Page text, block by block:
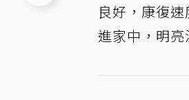
良好，康復
進家中，明亮